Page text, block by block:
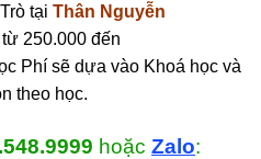
tại Thân Nguyễn
250.000 đến
Phí sẽ dựa vào Khoá học và
theo học.
hoặc Zalo: